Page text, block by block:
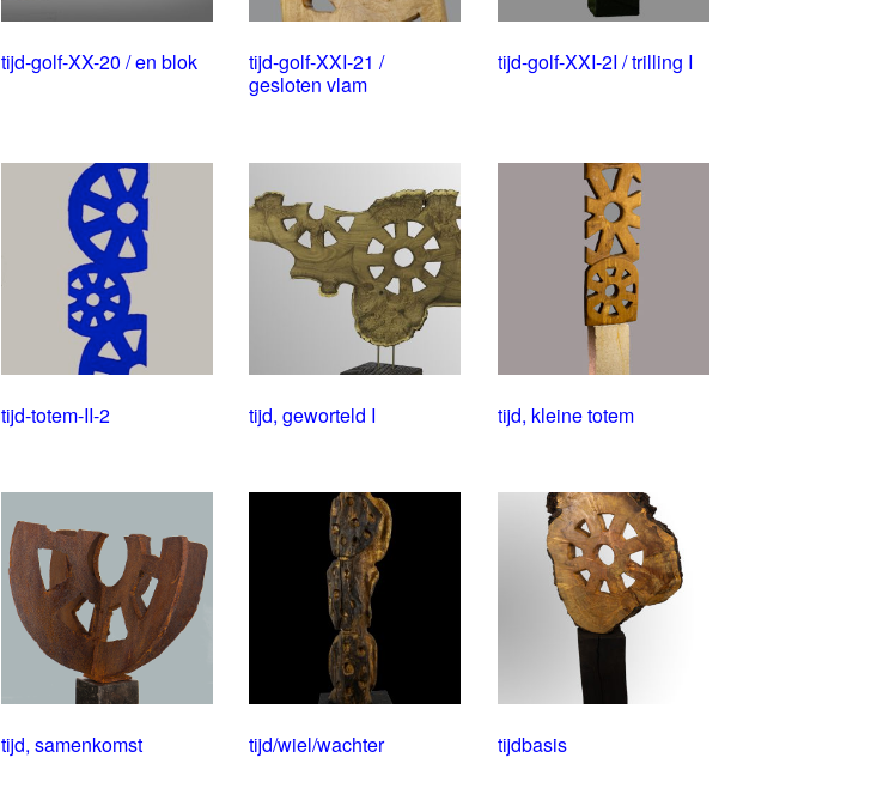
tijd-golf-XX-20 / en blok
tijd-golf-XXI-21 /
gesloten vlam
tijd-golf-XXI-2I / trilling I
tijd-totem-II-2 tijd, geworteld I tijd, kleine totem
tijd, samenkomst tijd/wiel/wachter tijdbasis